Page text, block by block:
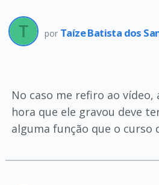
por Taíze Batista dos
No caso me refiro ao vídeo,
hora que ele gravou deve
alguma função que o curso